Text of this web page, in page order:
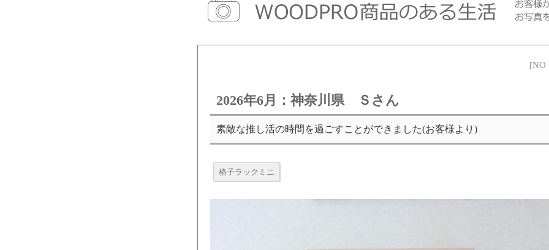
[NO
2026年6月：神奈川県 Ｓさん
素敵な推し活の時間を過ごすことができました(お客様より)
格子ラックミニ